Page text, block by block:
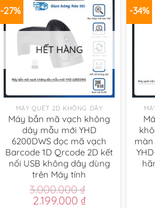
-27%
HẾT HÀNG
MÁY QUÉT 2D KHÔNG DÂY
Máy bắn mã vạch không
dây mẫu mới YHD
6200DWS đọc mã vạch
Barcode 1D Qrcode 2D kết
nối USB không dây dùng
trên Máy tính
3.000.000₫
Giá
2.199.000 ₫Giá
-34%
màn